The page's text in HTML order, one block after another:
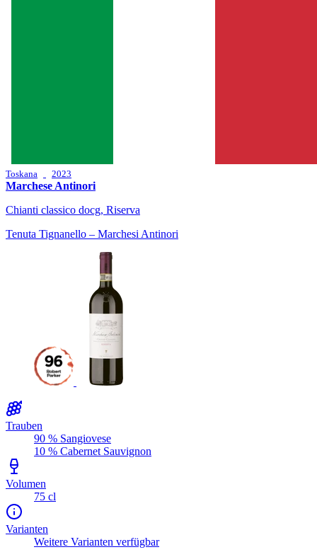
Toskana 2023
Marchese Antinori
Chianti classico docg, Riserva
Tenuta Tignanello – Marchesi Antinori
Trauben
90 % Sangiovese
10 % Cabernet Sauvignon
Volumen
75 cl
Varianten
Weitere Varianten verfügbar